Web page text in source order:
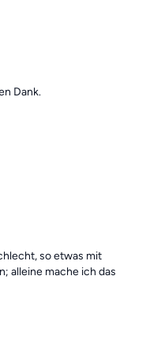
Dank.
so etwas mit
alleine mache ich das